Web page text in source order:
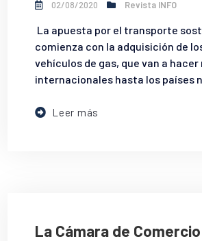
02/08/2020 Revista INFO
La apuesta por el transporte
comienza con la adquisición de
vehículos de gas, que van a
internacionales hasta los países
Leer más
La Cámara de